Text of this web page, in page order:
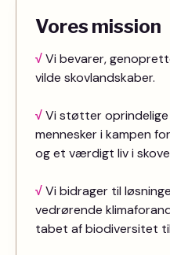
Vores mission
√Vi bevarer,
vilde skovlandskaber.
√Vi støtter
mennesker i kampen
og et værdigt liv i
√Vi bidrager til
vedrørende
tabet af biodiversitet